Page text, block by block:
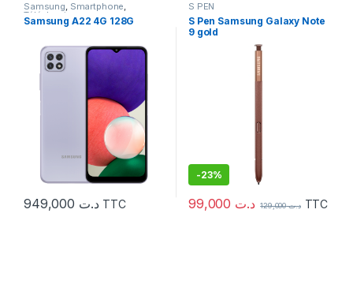
Samsung, Smartphone,
Téléphonie
Samsung A22 4G 128G
د.ت TTC
S PEN
S Pen Samsung Galaxy Note
9 gold
-23%
د.ت د.ت129,000 TTC